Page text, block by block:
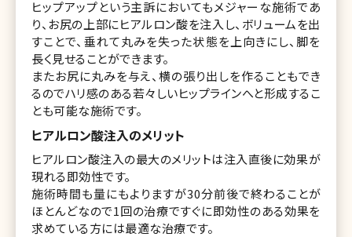
ヒップアップという主訴においてもメジャーな施術であ
り、お尻の上部にヒアルロン酸を注入し、ボリュームを出
すことで、垂れて丸みを失った状態を上向きにし、脚を
長く見せることができます。
またお尻に丸みを与え、横の張り出しを作ることもでき
るのでハリ感のある若々しいヒップラインへと形成するこ
とも可能な施術です。
ヒアルロン酸注入のメリット
ヒアルロン酸注入の最大のメリットは注入直後に効果が
現れる即効性です。
施術時間も量にもよりますが30分前後で終わることが
ほとんどなので1回の治療ですぐに即効性のある効果を
求めている方には最適な治療です。